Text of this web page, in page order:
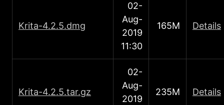
Κrita-4.2.5.dmg
02-
Aug-
2019
11:30
165M Details
Κrita-4.2.5.tar.gz
02-
Aug-
2019
235M Details